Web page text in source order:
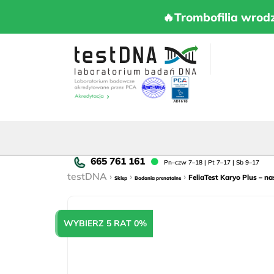
🔥Trombofilia
🔥Trombofilia
Pn–czw 7–18 | Pt 7–17 | Sb 9–17Pn–
›Sklep ›Badania prenatalne ›FeliaTest Karyo Plus –
WYBIERZ 5 RAT 0%